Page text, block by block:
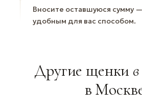
Вносите оставшуюся сумму
удобным для вас способом.
Другие щенки
в